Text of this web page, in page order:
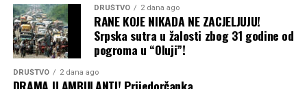
Nijedna od tih smjena još nije realizovana, a CAPITAL je
prije desetak dana objavio da je Elek podnio tužbu pred
Osnovnim sudom u Sokocu i tražio poništenje odluke o
njegovoj smjeni sa mjesta generalnog direktora
DRUŠTVO 2 dana ago
RANE KOJE NIKADA NE ZACJELJUJU!
Srpska sutra u žalosti zbog 31 godine od
pogroma u “Oluji”!
DRUŠTVO 2 dana ago
DRAMA U AMBULANTI! Prijedorčanka